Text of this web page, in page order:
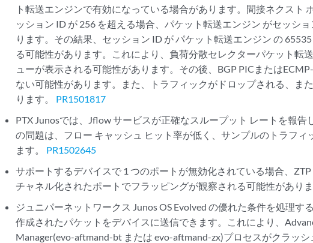
ト転送エンジンで有効になっている場合があります。間接ネクスト
ッション ID が 256 を超える場合、パケット転送エンジン がセッシ
ります。その結果、セッション ID が パケット転送エンジン の
る可能性があります。これにより、負荷分散セレクターパケット転
ューが表示される可能性があります。その後、BGP PICまたは
ない可能性があります。また、トラフィックがドロップされる、ま
ります。 PR1501817
PTX Junosでは、Jflow サービスが正確なスループット レートを報告
の問題は、フロー キャッシュ ヒット率が低く、サンプルのトラフィ
ます。 PR1502645
サポートするデバイスで 1 つのポートが無効化されている場合、
チャネル化されたポートでフラッピングが観察される可能性がありま
ジュニパーネットワークス Junos OS Evolved の優れた条件を処理す
作成されたパケットをデバイスに送信できます。これにより、
Manager(evo-aftmand-bt または evo-aftmand-zx)プロセスがクラッ